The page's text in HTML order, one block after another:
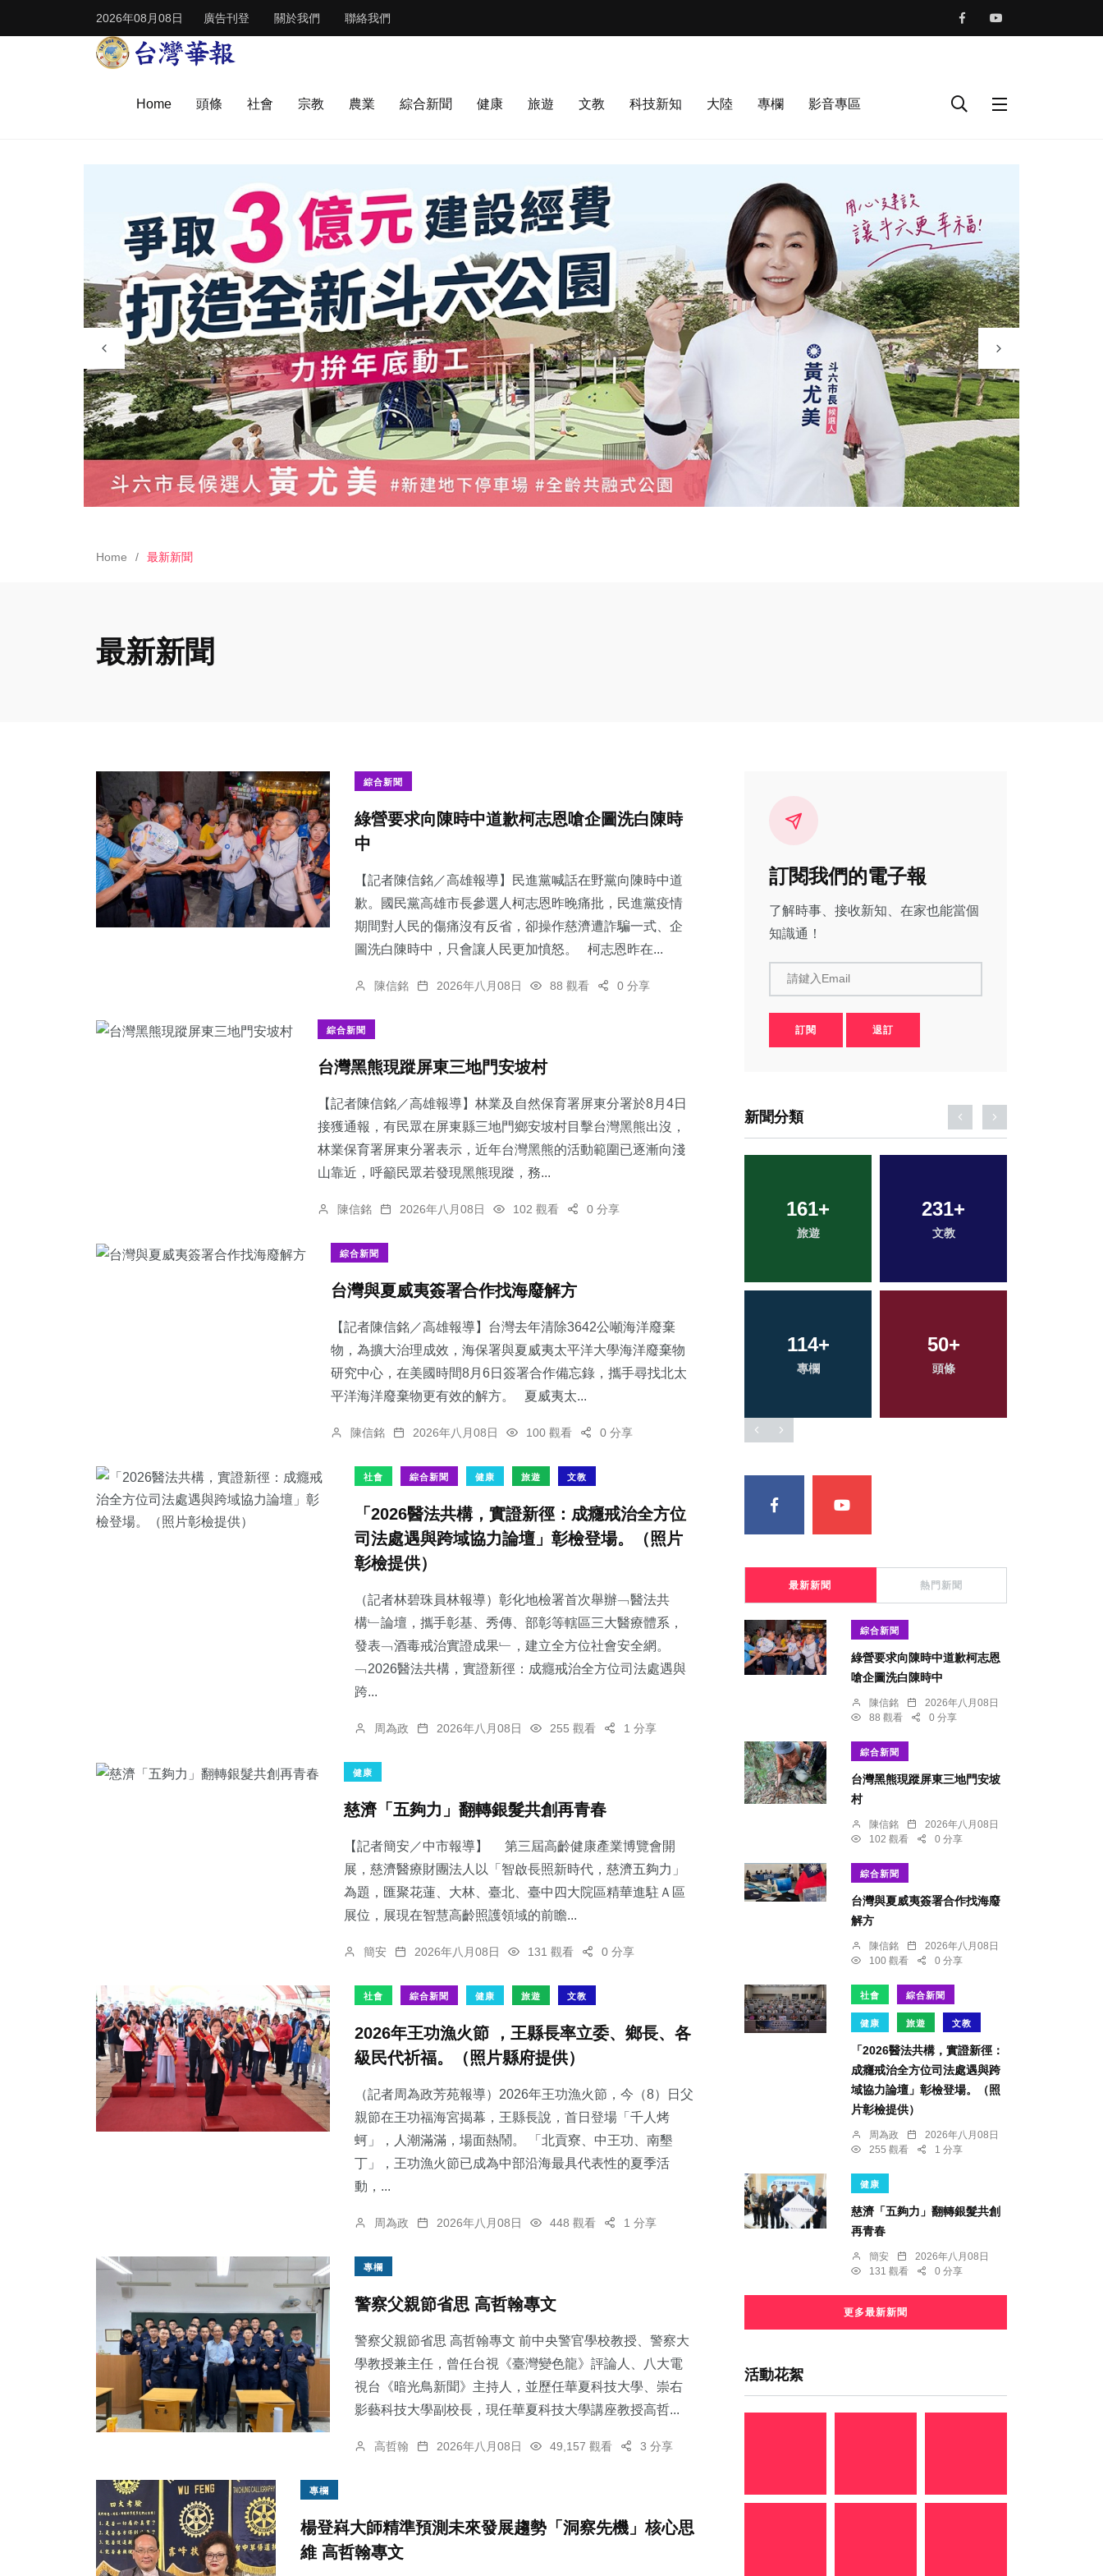
2026年08月08日 廣告刊登 關於我們 聯絡我們
Home 頭條 社會 宗教 農業 綜合新聞 健康 旅遊 文教 科技新知 大陸 專欄 影音專區
Home 最新新聞
最新新聞
綜合新聞
綠營要求向陳時中道歉柯志恩嗆企圖洗白陳時
中
【記者陳信銘／高雄報導】民進黨喊話在野黨向陳時中道
歉。國民黨高雄市長參選人柯志恩昨晚痛批，民進黨疫情
期間對人民的傷痛沒有反省，卻操作慈濟遭詐騙一式、企
圖洗白陳時中，只會讓人民更加憤怒。 柯志恩昨在...
陳信銘 2026年八月08日 88 觀看 0 分享
綜合新聞
台灣黑熊現蹤屏東三地門安坡村
【記者陳信銘／高雄報導】林業及自然保育署屏東分署於8月4日
接獲通報，有民眾在屏東縣三地門鄉安坡村目擊台灣黑熊出沒，
林業保育署屏東分署表示，近年台灣黑熊的活動範圍已逐漸向淺
山靠近，呼籲民眾若發現黑熊現蹤，務...
陳信銘 2026年八月08日 102 觀看 0 分享
綜合新聞
台灣與夏威夷簽署合作找海廢解方
【記者陳信銘／高雄報導】台灣去年清除3642公噸海洋廢棄
物，為擴大治理成效，海保署與夏威夷太平洋大學海洋廢棄物
研究中心，在美國時間8月6日簽署合作備忘錄，攜手尋找北太
平洋海洋廢棄物更有效的解方。 夏威夷太...
陳信銘 2026年八月08日 100 觀看 0 分享
社會 綜合新聞 健康 旅遊 文教
「2026醫法共構，實證新徑：成癮戒治全方位
司法處遇與跨域協力論壇」彰檢登場。（照片
彰檢提供）
（記者林碧珠員林報導）彰化地檢署首次舉辦﹁醫法共
構﹂論壇，攜手彰基、秀傳、部彰等轄區三大醫療體系，
發表﹁酒毒戒治實證成果﹂，建立全方位社會安全網。
﹁2026醫法共構，實證新徑：成癮戒治全方位司法處遇與
跨...
周為政 2026年八月08日 255 觀看 1 分享
健康
慈濟「五夠力」翻轉銀髮共創再青春
【記者簡安／中市報導】 第三屆高齡健康產業博覽會開
展，慈濟醫療財團法人以「智啟長照新時代，慈濟五夠力」
為題，匯聚花蓮、大林、臺北、臺中四大院區精華進駐Ａ區
展位，展現在智慧高齡照護領域的前瞻...
簡安 2026年八月08日 131 觀看 0 分享
社會 綜合新聞 健康 旅遊 文教
2026年王功漁火節 ，王縣長率立委、鄉長、各
級民代祈福。（照片縣府提供）
（記者周為政芳苑報導）2026年王功漁火節，今（8）日父
親節在王功福海宮揭幕，王縣長說，首日登場「千人烤
蚵」，人潮滿滿，場面熱鬧。 「北貢寮、中王功、南墾
丁」，王功漁火節已成為中部沿海最具代表性的夏季活
動，...
周為政 2026年八月08日 448 觀看 1 分享
專欄
警察父親節省思 高哲翰專文
警察父親節省思 高哲翰專文 前中央警官學校教授、警察大
學教授兼主任，曾任台視《臺灣變色龍》評論人、八大電
視台《暗光鳥新聞》主持人，並歷任華夏科技大學、崇右
影藝科技大學副校長，現任華夏科技大學講座教授高哲...
高哲翰 2026年八月08日 49,157 觀看 3 分享
專欄
楊登嵙大師精準預測未來發展趨勢「洞察先機」核心思
維 高哲翰專文
訂閱我們的電子報
了解時事、接收新知、在家也能當個
知識通！
請鍵入Email
訂閱 退訂
新聞分類
394+ 161+
114+
專欄
50
頭條
210+
健康
34+
科技新知
65+
宗教
701+
綜合新聞
最新新聞 熱門新聞
綜合新聞
綠營要求向陳時中道歉柯志恩
嗆企圖洗白陳時中
陳信銘
2026年八月08日
88 觀看
0 分享
綜合新聞
台灣黑熊現蹤屏東三地門安坡
村
陳信銘
2026年八月08日
102 觀看
0 分享
綜合新聞
台灣與夏威夷簽署合作找海廢
解方
陳信銘
2026年八月08日
100 觀看
0 分享
社會 綜合新聞
健康 旅遊 文教
「2026醫法共構，實證新徑：
成癮戒治全方位司法處遇與跨
域協力論壇」彰檢登場。（照
片彰檢提供）
周為政
2026年八月08日
255 觀看
1 分享
健康
慈濟「五夠力」翻轉銀髮共創
再青春
簡安
2026年八月08日
131 觀看
0 分享
更多最新新聞
活動花絮